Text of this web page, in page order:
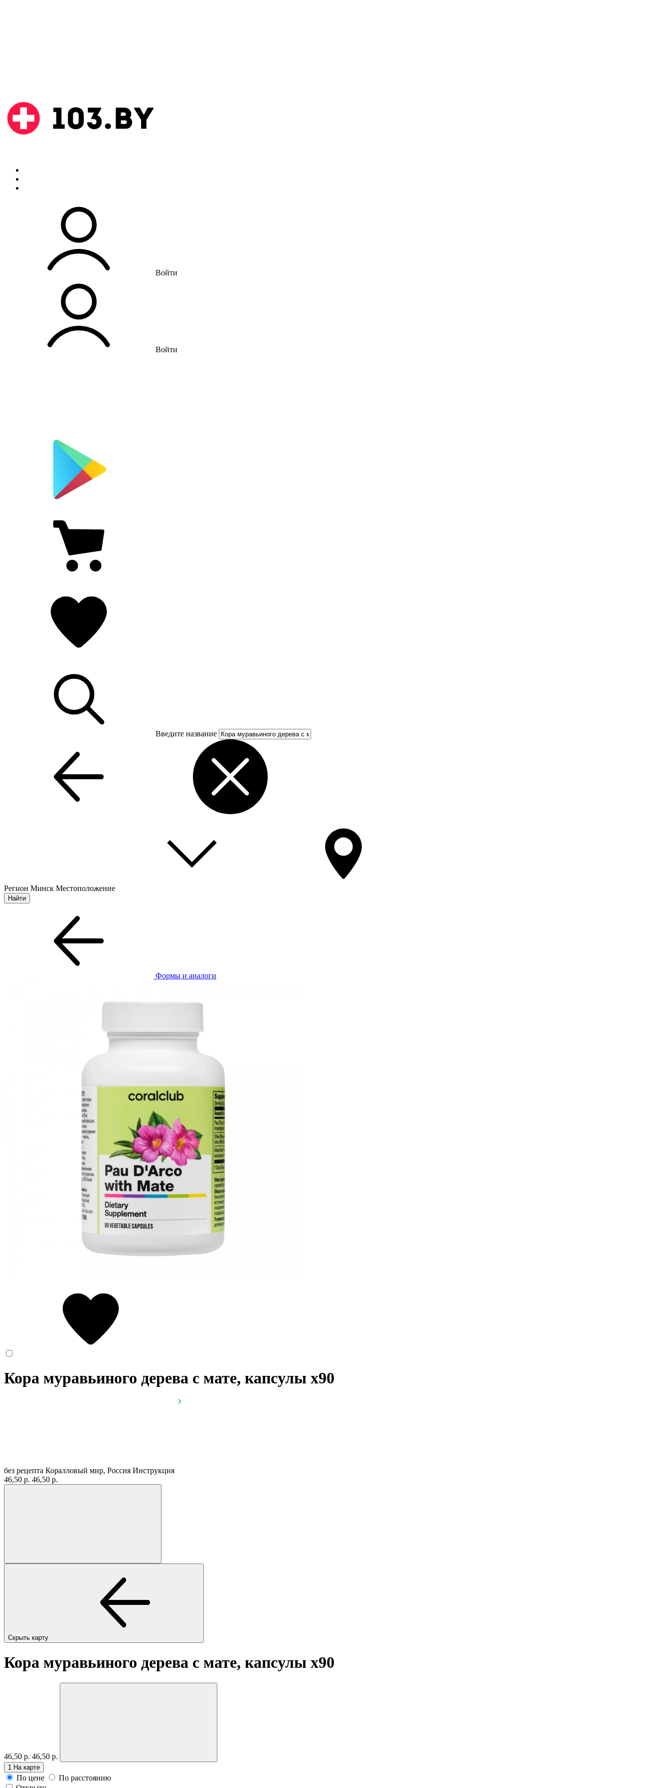
Войти
Войти
Введите название
Регион Минск Местоположение
Формы и аналоги
Кора муравьиного дерева с мате, капсулы x90
без рецепта Коралловый мир, Россия Инструкция
46,50 р. 46,50 р.
Скрыть карту
Кора муравьиного дерева с мате, капсулы x90
46,50 р. 46,50 р.
1 На карте
По цене
По расстоянию